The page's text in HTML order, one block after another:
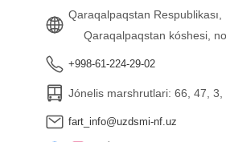
Qaraqalpaqstan Respublikası,
Qaraqalpaqstan kóshesi,
+998-61-224-29-02
Jónelis marshrutlari: 66, 47, 3,
fart_info@uzdsmi-nf.uz